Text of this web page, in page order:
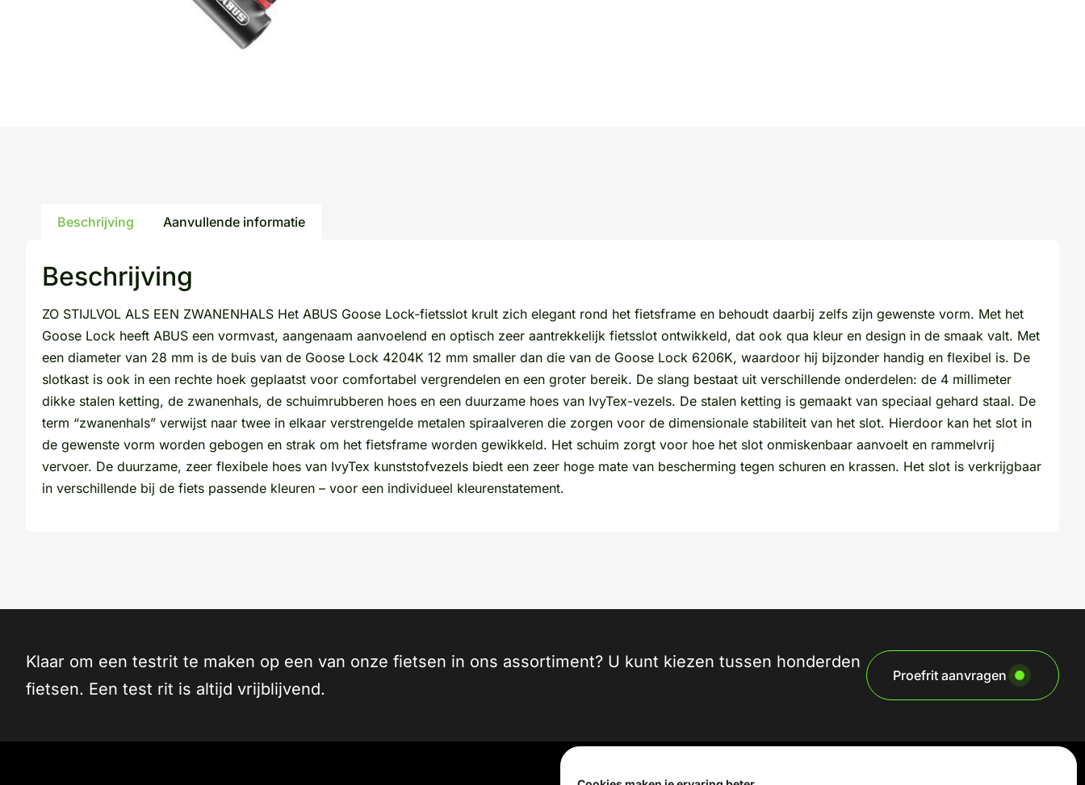
Beschrijving Aanvullende informatie
Beschrijving
ZO STIJLVOL ALS EEN ZWANENHALS Het ABUS Goose Lock-fietsslot krult zich elegant rond het fietsframe en behoudt daarbij zelfs zijn gewenste vorm. Met het
Goose Lock heeft ABUS een vormvast, aangenaam aanvoelend en optisch zeer aantrekkelijk fietsslot ontwikkeld, dat ook qua kleur en design in de smaak valt. Met
een diameter van 28 mm is de buis van de Goose Lock 4204K 12 mm smaller dan die van de Goose Lock 6206K, waardoor hij bijzonder handig en flexibel is. De
slotkast is ook in een rechte hoek geplaatst voor comfortabel vergrendelen en een groter bereik. De slang bestaat uit verschillende onderdelen: de 4 millimeter
dikke stalen ketting, de zwanenhals, de schuimrubberen hoes en een duurzame hoes van IvyTex-vezels. De stalen ketting is gemaakt van speciaal gehard staal. De
term “zwanenhals” verwijst naar twee in elkaar verstrengelde metalen spiraalveren die zorgen voor de dimensionale stabiliteit van het slot. Hierdoor kan het slot in
de gewenste vorm worden gebogen en strak om het fietsframe worden gewikkeld. Het schuim zorgt voor hoe het slot onmiskenbaar aanvoelt en rammelvrij
vervoer. De duurzame, zeer flexibele hoes van IvyTex kunststofvezels biedt een zeer hoge mate van bescherming tegen schuren en krassen. Het slot is verkrijgbaar
in verschillende bij de fiets passende kleuren – voor een individueel kleurenstatement.
Klaar om een testrit te maken op een van onze fietsen in ons assortiment? U kunt kiezen tussen honderden
fietsen. Een test rit is altijd vrijblijvend.
Proefrit aanvragen